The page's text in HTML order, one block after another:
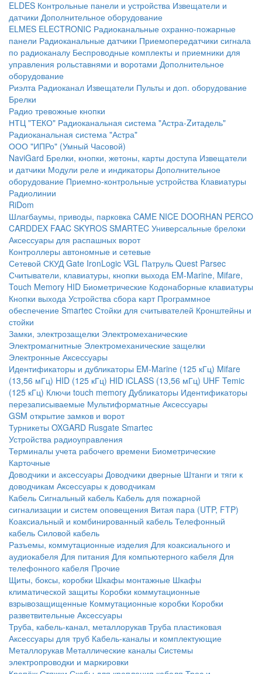
ELDES Контрольные панели и устройства Извещатели и
датчики Дополнительное оборудование
ELMES ELECTRONIC Радиоканальные охранно-пожарные
панели Радиоканальные датчики Приемопередатчики сигнала
по радиоканалу Беспроводные комплекты и приемники для
управления рольставнями и воротами Дополнительное
оборудование
Риэлта Радиоканал Извещатели Пульты и доп. оборудование
Брелки
Радио тревожные кнопки
НТЦ "ТЕКО" Радиоканальная система "Астра-Zитадель"
Радиоканальная система "Астра"
ООО "ИПРо" (Умный Часовой)
NaviGard Брелки, кнопки, жетоны, карты доступа Извещатели
и датчики Модули реле и индикаторы Дополнительное
оборудование Приемно-контрольные устройства Клавиатуры
Радиолинии
RiDom
Шлагбаумы, приводы, парковка CAME NICE DOORHAN PERCO
CARDDEX FAAC SKYROS SMARTEC Универсальные брелоки
Аксессуары для распашных ворот
Контроллеры автономные и сетевые
Сетевой СКУД Gate IronLogic VGL Патруль Quest Parsec
Считыватели, клавиатуры, кнопки выхода EM-Marine, Mifare,
Touch Memory HID Биометрические Кодонаборные клавиатуры
Кнопки выхода Устройства сбора карт Программное
обеспечение Smartec Стойки для считывателей Кронштейны и
стойки
Замки, электрозащелки Электромеханические
Электромагнитные Электромеханические защелки
Электронные Аксессуары
Идентификаторы и дубликаторы EM-Marine (125 кГц) Mifare
(13,56 мГц) HID (125 кГц) HID iCLASS (13,56 мГц) UHF Temic
(125 кГц) Ключи touch memory Дубликаторы Идентификаторы
перезаписываемые Мультиформатные Аксессуары
GSM открытие замков и ворот
Турникеты OXGARD Rusgate Smartec
Устройства радиоуправления
Терминалы учета рабочего времени Биометрические
Карточные
Доводчики и аксессуары Доводчики дверные Штанги и тяги к
доводчикам Аксессуары к доводчикам
Кабель Сигнальный кабель Кабель для пожарной
сигнализации и систем оповещения Витая пара (UTP, FTP)
Коаксиальный и комбинированный кабель Телефонный
кабель Силовой кабель
Разъемы, коммутационные изделия Для коаксиального и
аудиокабеля Для питания Для компьютерного кабеля Для
телефонного кабеля Прочие
Щиты, боксы, коробки Шкафы монтажные Шкафы
климатической защиты Коробки коммутационные
взрывозащищенные Коммутационные коробки Коробки
разветвительные Аксессуары
Труба, кабель-канал, металлорукав Труба пластиковая
Аксессуары для труб Кабель-каналы и комплектующие
Металлорукав Металлические каналы Системы
электропроводки и маркировки